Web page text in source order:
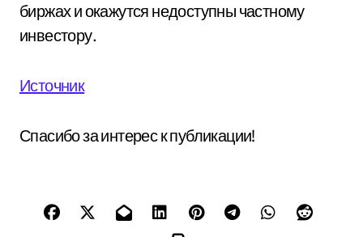
биржах и окажутся недоступны частному
инвестору.
Источник
Спасибо за интерес к публикации!